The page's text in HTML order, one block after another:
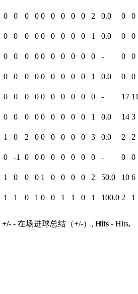
0 0 0 0 0 0 0 0 0 2 0.0 0 0
0 0 0 0 0 0 0 0 0 1 0.0 0 0
0 0 0 0 0 0 0 0 0 0 - 0 0
0 0 0 0 0 0 0 0 0 1 0.0 0 0
0 0 0 0 0 0 0 0 0 0 - 17
0 0 0 0 0 0 0 0 0 1 0.0 14 3
1 0 2 0 0 0 0 0 0 3 0.0 2 2
0 -1 0 0 0 0 0 0 0 0 - 0 0
1 0 0 0 1 0 0 0 0 2 50.0 10 6
1 1 0 1 0 0 1 1 0 1 100.0 2
1
+/- - 在场进球总结（+/-）, Hits - Hits,